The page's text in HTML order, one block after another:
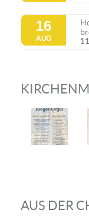
16
AUG
AUS DER